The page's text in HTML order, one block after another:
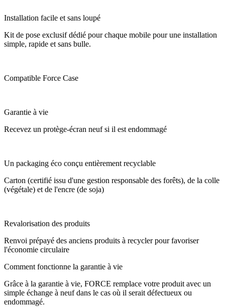
Installation facile et sans loupé
Kit de pose exclusif dédié pour chaque mobile pour une installation
simple, rapide et sans bulle.
Compatible Force Case
Garantie à vie
Recevez un protège-écran neuf si il est endommagé
Un packaging éco conçu entièrement recyclable
Carton (certifié issu d'une gestion responsable des forêts), de la colle
(végétale) et de l'encre (de soja)
Revalorisation des produits
Renvoi prépayé des anciens produits à recycler pour favoriser
l'économie circulaire
Comment fonctionne la garantie à vie
Grâce à la garantie à vie, FORCE remplace votre produit avec un
simple échange à neuf dans le cas où il serait défectueux ou
endommagé.